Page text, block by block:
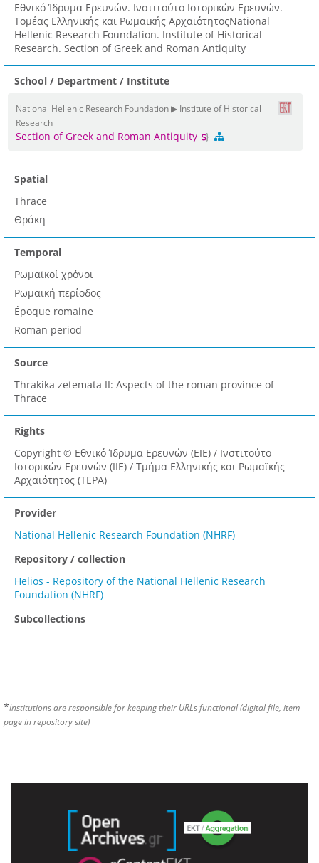
Εθνικό Ίδρυμα Ερευνών. Ινστιτούτο Ιστορικών Ερευνών.
Τομέας Ελληνικής και Ρωμαϊκής ΑρχαιότητοςNational
Hellenic Research Foundation. Institute of Historical
Research. Section of Greek and Roman Antiquity
School / Department / Institute
National Hellenic Research Foundation ▶ Institute of Historical
Research
Section of Greek and Roman Antiquity
Spatial
Thrace
Θράκη
Temporal
Ρωμαϊκοί χρόνοι
Ρωμαϊκή περίοδος
Époque romaine
Roman period
Source
Thrakika zetemata II: Aspects of the roman province of
Thrace
Rights
Copyright © Εθνικό Ίδρυμα Ερευνών (ΕΙΕ) / Ινστιτούτο
Ιστορικών Ερευνών (ΙΙΕ) / Τμήμα Ελληνικής και Ρωμαϊκής
Αρχαιότητος (ΤΕΡΑ)
Provider
National Hellenic Research Foundation (NHRF)
Repository / collection
Helios - Repository of the National Hellenic Research
Foundation (NHRF)
Subcollections
*Institutions are responsible for keeping their URLs functional (digital file, item
page in repository site)